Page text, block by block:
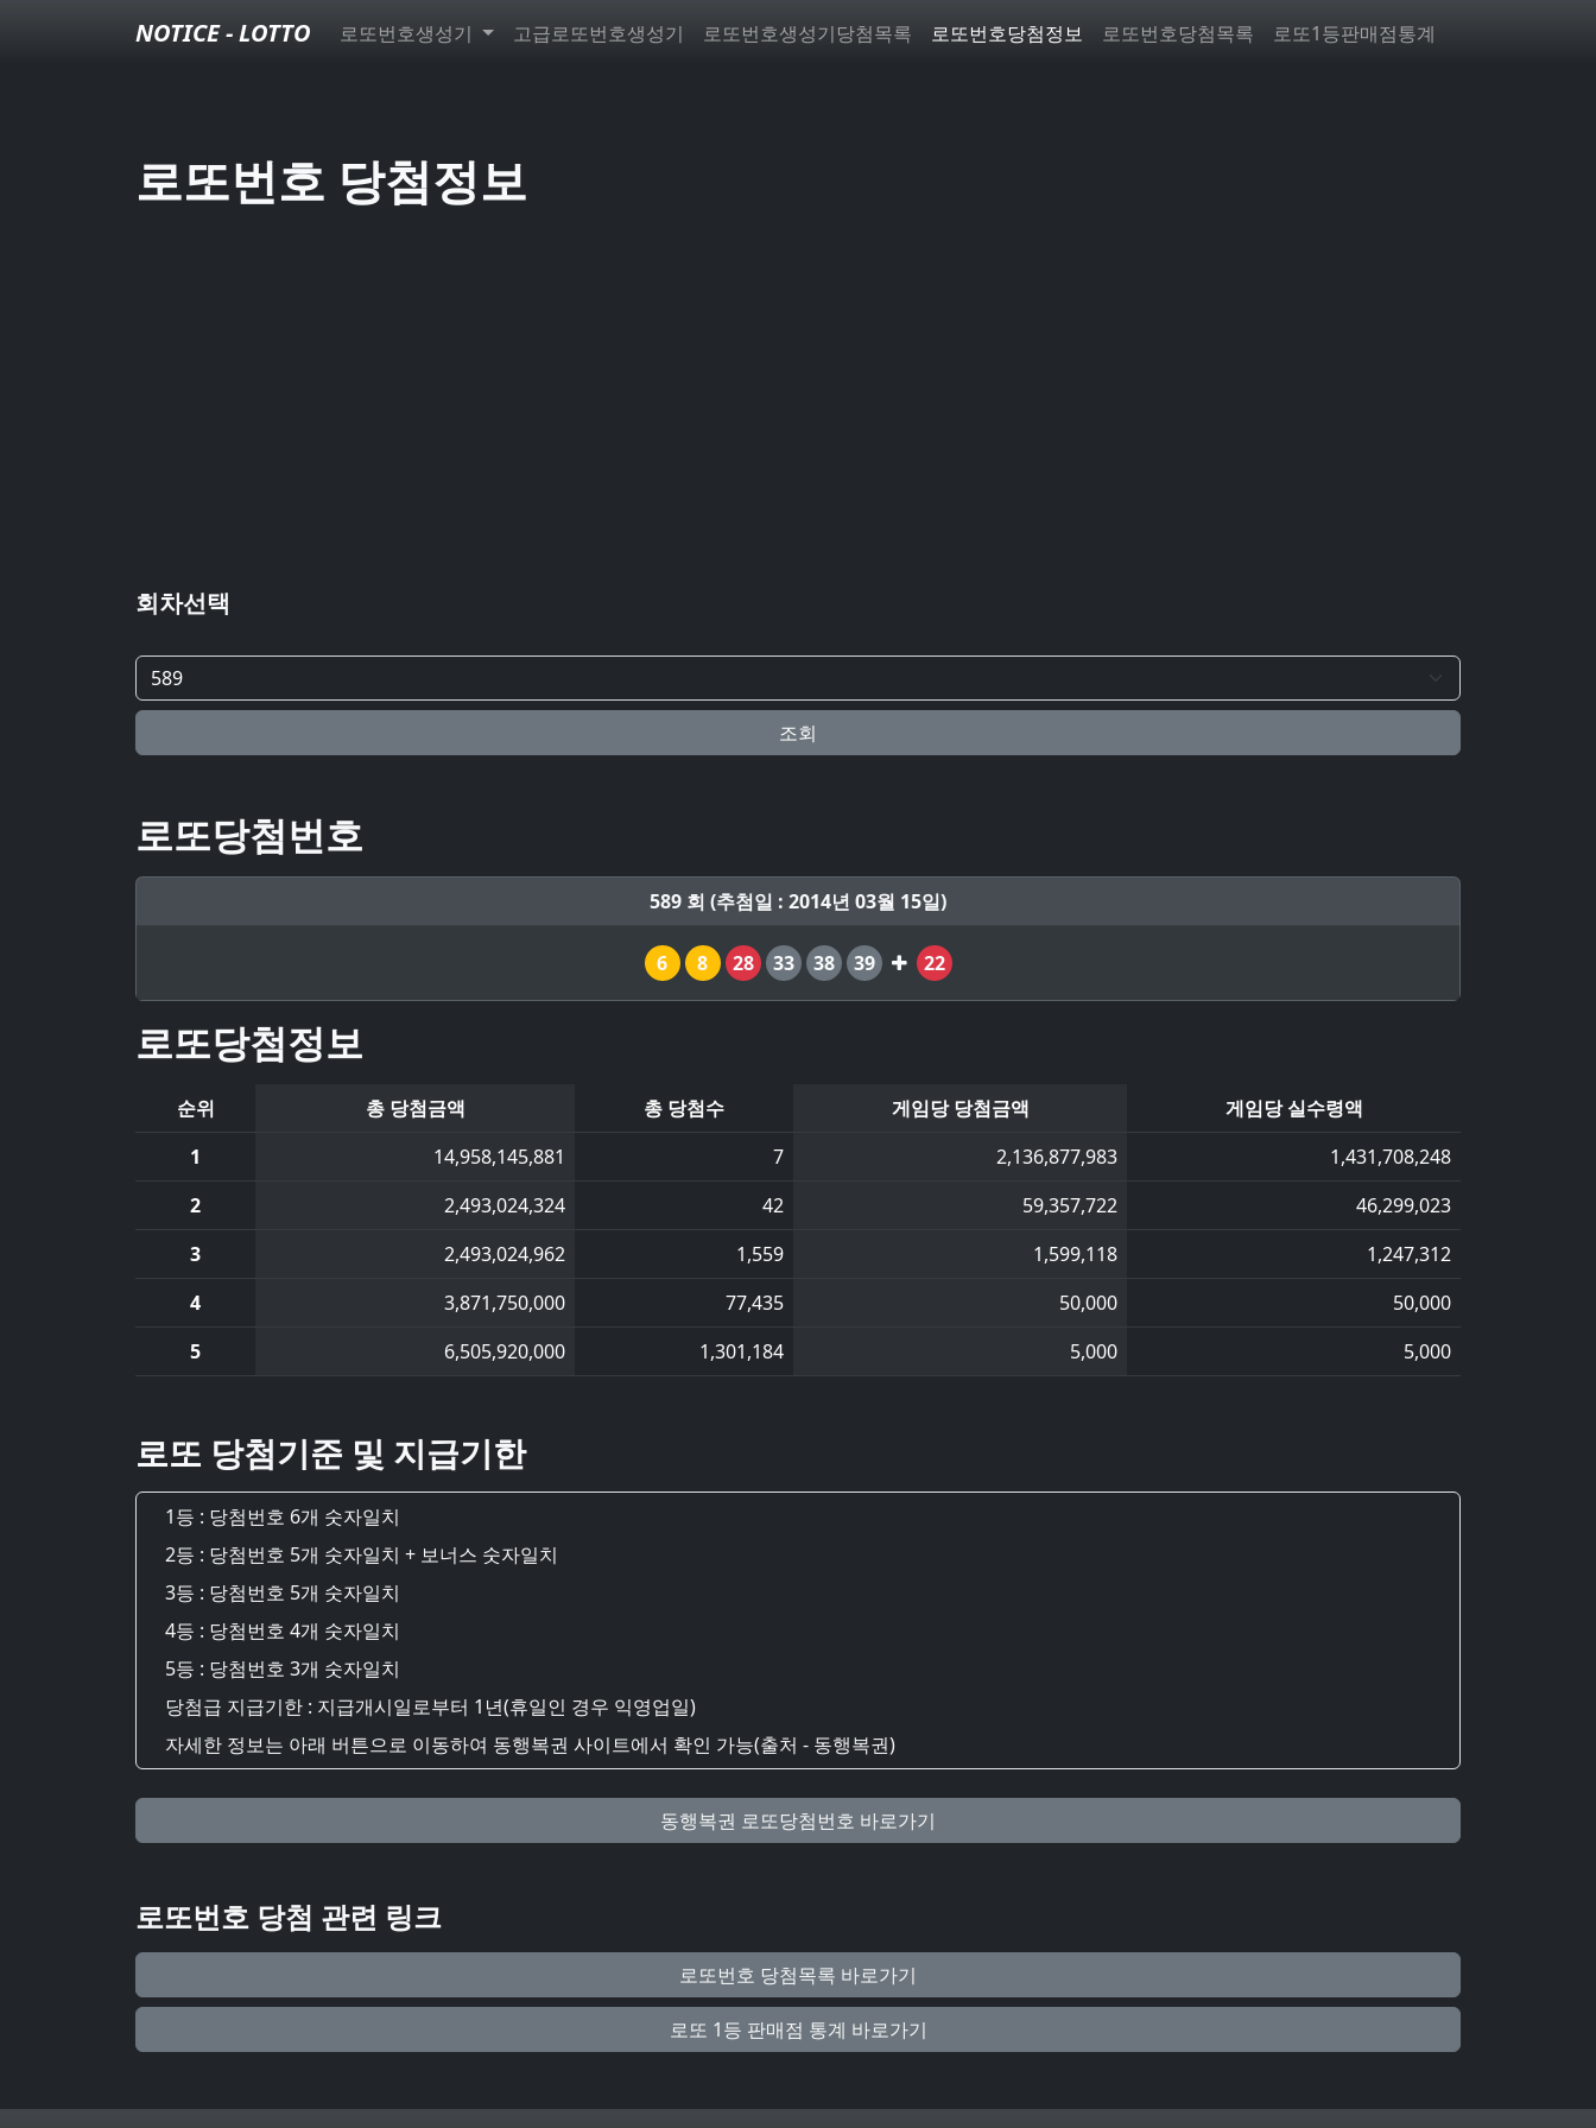
NOTICE - LOTTO 로또번호생성기 고급로또번호생성기 로또번호생성기당첨목록 로또번호당첨정보 로또번호당첨목록 로또1등판매점통계
로또번호 당첨정보
회차선택
조회
로또당첨번호
589 회 (추첨일 : 2014년 03월 15일)
6 8 28 33 38 39 22
로또당첨정보
순위 총 당첨금액 총 당첨수 게임당 당첨금액
게임당 실수령액
1
14,958,145,881 7 2,136,877,983
1,431,708,248
2
2,493,024,324 42 59,357,722
46,299,023
3
2,493,024,962 1,559 1,599,118
1,247,312
4
3,871,750,000 77,435 50,000
50,000
5
6,505,920,000 1,301,184 5,000 5,000
로또 당첨기준 및 지급기한
1등 : 당첨번호 6개 숫자일치
2등 : 당첨번호 5개 숫자일치 + 보너스 숫자일치
3등 : 당첨번호 5개 숫자일치
4등 : 당첨번호 4개 숫자일치
5등 : 당첨번호 3개 숫자일치
당첨급 지급기한 : 지급개시일로부터 1년(휴일인 경우 익영업일)
자세한 정보는 아래 버튼으로 이동하여 동행복권 사이트에서 확인 가능(출처 - 동행복권)
동행복권 로또당첨번호 바로가기
로또번호 당첨 관련 링크
로또번호 당첨목록 바로가기
로또 1등 판매점 통계 바로가기